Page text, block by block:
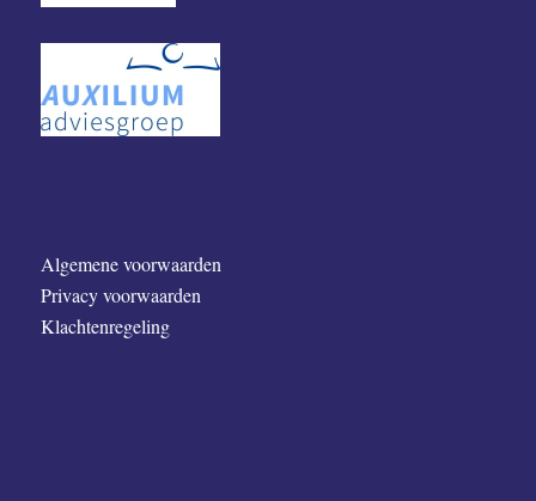
Algemene voorwaarden
Privacy voorwaarden
Klachtenregeling